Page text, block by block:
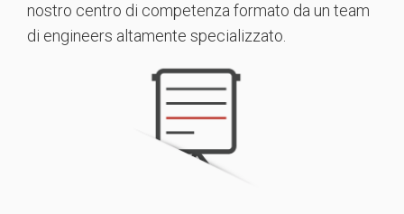
nostro centro di competenza formato da un team
di engineers altamente specializzato.